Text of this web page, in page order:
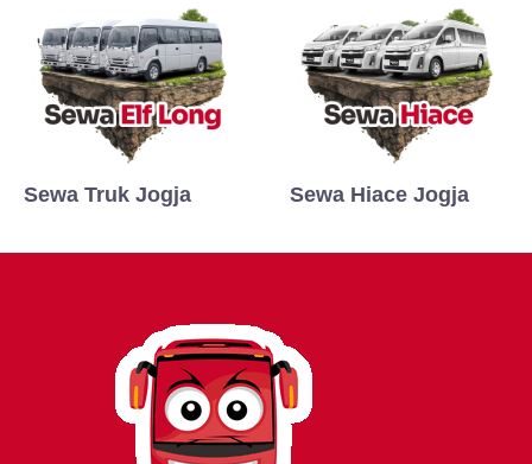
Sewa Truk Jogja Sewa Hiace Jogja